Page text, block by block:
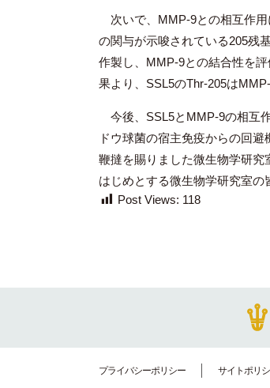
次いで、MMP-9との相互作用
の関与が示唆されている205残
作製し、MMP-9との結合性を
果より、SSL5のThr-205は
今後、SSL5とMMP-9の相互
ドウ球菌の宿主免疫からの回
鞭撻を賜りました微生物学研
はじめとする微生物学研究室の
Post Views: 118
プライバシーポリシー サイトポリ